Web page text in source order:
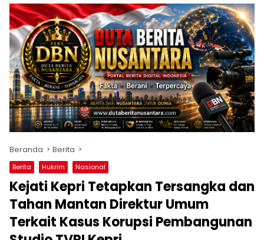
Beranda Berita
Berita Hukrim Nasional
Kejati Kepri Tetapkan Tersangka dan
Tahan Mantan Direktur Umum
Terkait Kasus Korupsi Pembangunan